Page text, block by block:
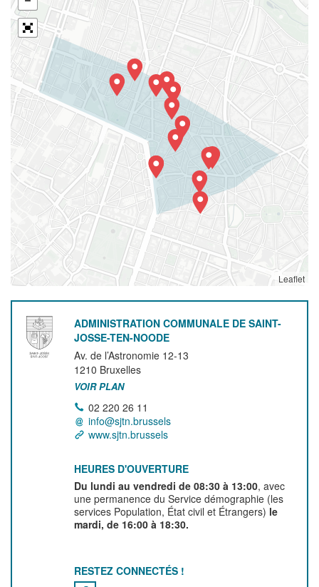
Leaflet
ADMINISTRATION COMMUNALE DE SAINT-
JOSSE-TEN-NOODE
Av. de l’Astronomie 12-13
1210 Bruxelles
VOIR PLAN
02 220 26 11
info@sjtn.brussels
www.sjtn.brussels
HEURES D'OUVERTURE
Du lundi au vendredi de 08:30 à 13:00, avec
une permanence du Service démographie (les
services Population, État civil et Étrangers) le
mardi, de 16:00 à 18:30.
RESTEZ CONNECTÉS !